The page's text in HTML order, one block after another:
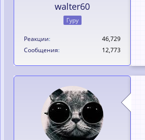
walter60
Гуру
Реакции
46,729
Сообщения
12,773